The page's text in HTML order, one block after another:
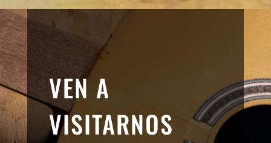
VEN A
VISITARNOS